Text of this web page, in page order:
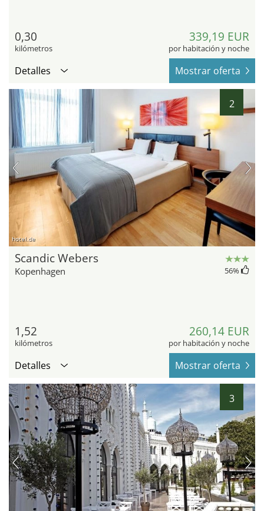
0,30
kilómetros
339,19 EUR
por habitación y noche
Detalles Mostrar oferta
2
hotel.de
Scandic Webers
Kopenhagen 56%
1,52
kilómetros
260,14 EUR
por habitación y noche
Detalles Mostrar oferta
3